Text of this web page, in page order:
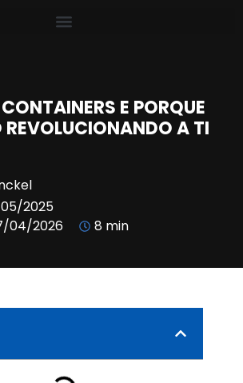
E PORQUE
REVOLUCIONANDO A TI
2025
04/2026
8 min